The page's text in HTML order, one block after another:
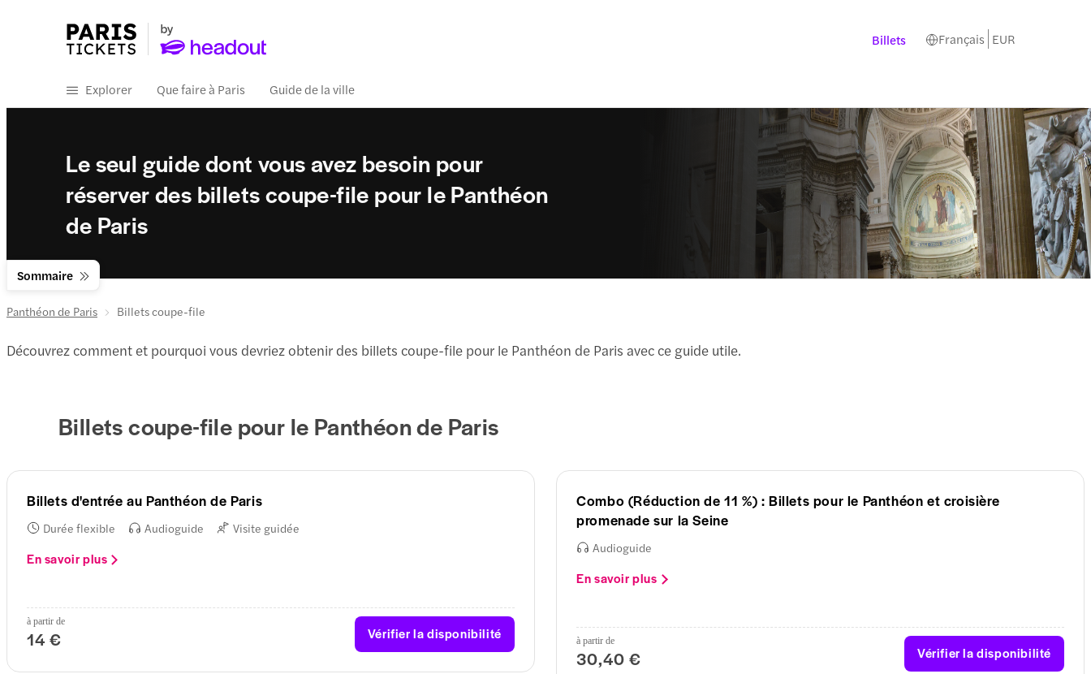
Billets Français EUR
Explorer Que faire à Paris Guide de la ville
Sommaire
Le seul guide dont vous avez besoin pour
réserver des billets coupe-file pour le Panthéon
de Paris
Panthéon de Paris Billets coupe-file
Découvrez comment et pourquoi vous devriez obtenir des billets coupe-file pour le Panthéon de Paris avec ce guide utile.
Billets coupe-file pour le Panthéon de Paris
Billets d'entrée au Panthéon de Paris
Durée flexible Audioguide Visite guidée
En savoir plus
à partir de
14 € Vérifier la disponibilité
Combo (Réduction de 11 %) : Billets pour le Panthéon et croisière
promenade sur la Seine
Audioguide
En savoir plus
à partir de
30,40 € Vérifier la disponibilité